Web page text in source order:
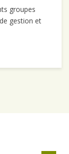
groupes
gestion et